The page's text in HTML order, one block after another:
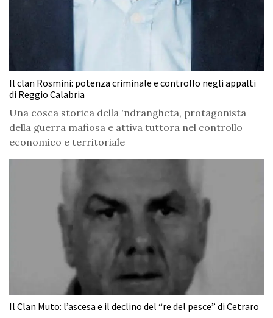
Il clan Rosmini: potenza criminale e controllo negli appalti
di Reggio Calabria
Una cosca storica della 'ndrangheta, protagonista
della guerra mafiosa e attiva tuttora nel controllo
economico e territoriale
Il Clan Muto: l’ascesa e il declino del “re del pesce” di Cetraro